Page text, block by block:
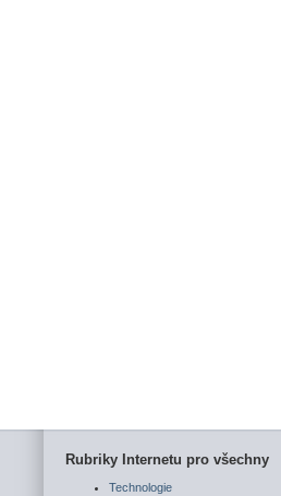
Rubriky Internetu pro všechny
Technologie